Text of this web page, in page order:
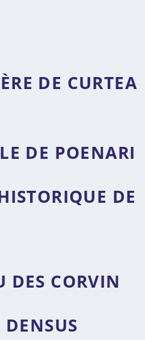
DE CURTEA
DE POENARI
DE
DES CORVIN
DENSUS